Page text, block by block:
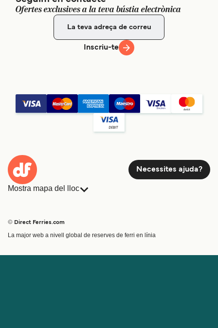
Ofertes exclusives a la teva bústia electrònica
Inscriu-te
Necessites ajuda?
Mostra mapa del lloc
Països
© Direct Ferries.com
La major web a nivell global de reserves de ferri en línia